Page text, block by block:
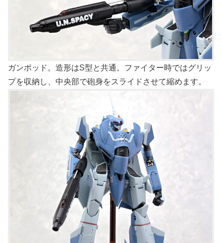
ガンポッド。造形はS型と共通。ファイター時ではグリッ
プを収納し、中央部で砲身をスライドさせて縮めます。